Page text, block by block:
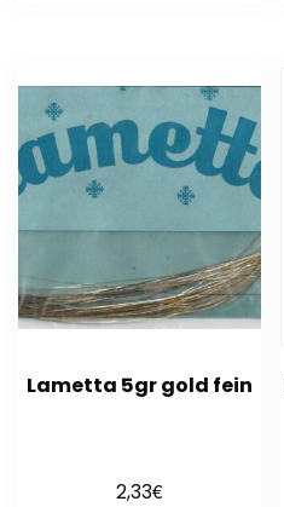
Lametta 5gr gold fein
2,33€